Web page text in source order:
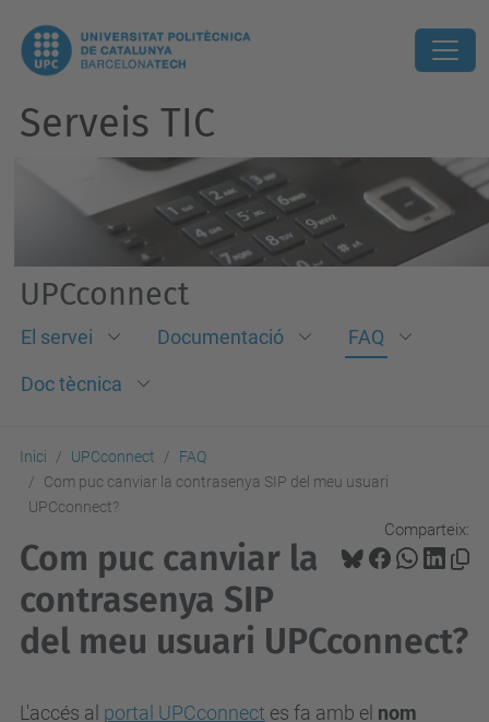
Serveis TIC
UPCconnect
El servei Documentació FAQ
Doc tècnica
Inici UPCconnect
FAQ
Com puc canviar la contrasenya SIP del meu usuari
UPCconnect?
Comparteix:
Com puc canviar la
contrasenya SIP
del meu usuari UPCconnect?
L'accés al portal UPCconnect es fa amb el nom